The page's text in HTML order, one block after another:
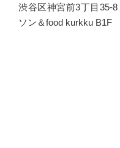
渋谷区神宮前3丁目35-
ソン＆food kurkku B1F